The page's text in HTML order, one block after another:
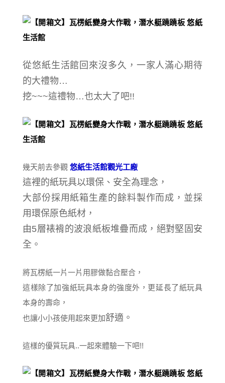
從悠紙生活館回來沒多久，一家人滿心期待
的大禮物…
挖~~~這禮物…也太大了吧!!
幾天前去參觀 悠紙生活館觀光工廠
這裡的紙玩具以環保、安全為理念 ，
大部份採用紙箱生產的餘料製作而成，並採
用環保原色紙材，
由5層裱褙的波浪紙板堆疊而成，絕對堅固安
全 。
將瓦楞紙一片一片用膠做黏合壓合，
這樣除了加強紙玩具本身的強度外，更延長了紙玩具
本身的壽命，
也讓小小孩使用起來更加舒適。
這樣的優質玩具..一起來體驗一下吧!!